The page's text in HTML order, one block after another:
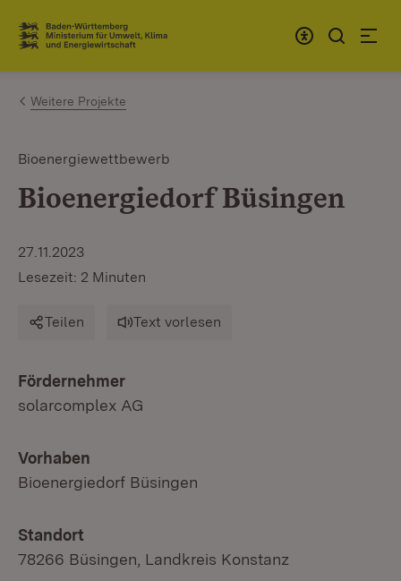
Zum Inhalt springen
Link zur Startseite
Weitere Projekte
Bioenergiewettbewerb
Bioenergiedorf Büsingen
27.11.2023
Lesezeit: 2 Minuten
Teilen Text vorlesen
Fördernehmer
solarcomplex AG
Vorhaben
Bioenergiedorf Büsingen
Standort
78266 Büsingen, Landkreis Konstanz